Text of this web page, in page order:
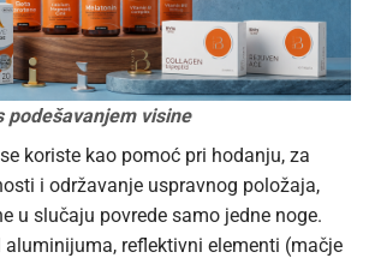
podešavanjem visine
koriste kao pomoć pri hodanju, za
i održavanje uspravnog položaja,
u slučaju povrede samo jedne noge.
aluminijuma, reflektivni elementi (mačje